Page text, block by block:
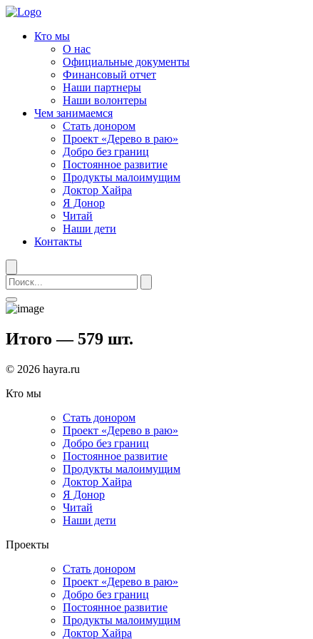
Кто мы
О нас
Официальные документы
Финансовый отчет
Наши партнеры
Наши волонтеры
Чем занимаемся
Стать донором
Проект «Дерево в раю»
Добро без границ
Постоянное развитие
Продукты малоимущим
Доктор Хайра
Я Донор
Читай
Наши дети
Контакты
Итого — 579 шт.
© 2026 hayra.ru
Кто мы
Стать донором
Проект «Дерево в раю»
Добро без границ
Постоянное развитие
Продукты малоимущим
Доктор Хайра
Я Донор
Читай
Наши дети
Проекты
Стать донором
Проект «Дерево в раю»
Добро без границ
Постоянное развитие
Продукты малоимущим
Доктор Хайра